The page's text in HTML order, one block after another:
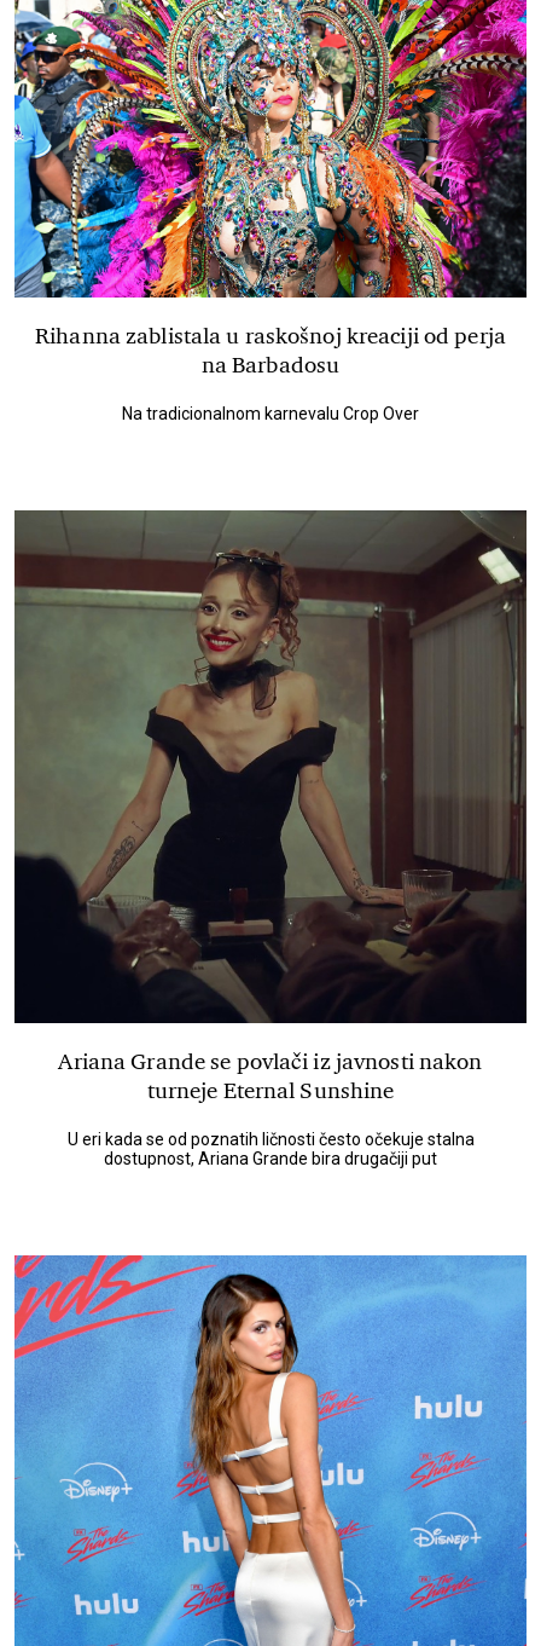
Rihanna zablistala u raskošnoj kreaciji od perja
na Barbadosu
Na tradicionalnom karnevalu Crop Over
Ariana Grande se povlači iz javnosti nakon
turneje Eternal Sunshine
U eri kada se od poznatih ličnosti često očekuje stalna
dostupnost, Ariana Grande bira drugačiji put